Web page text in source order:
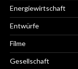
Energiewirtschaft
Entwürfe
Filme
Gesellschaft